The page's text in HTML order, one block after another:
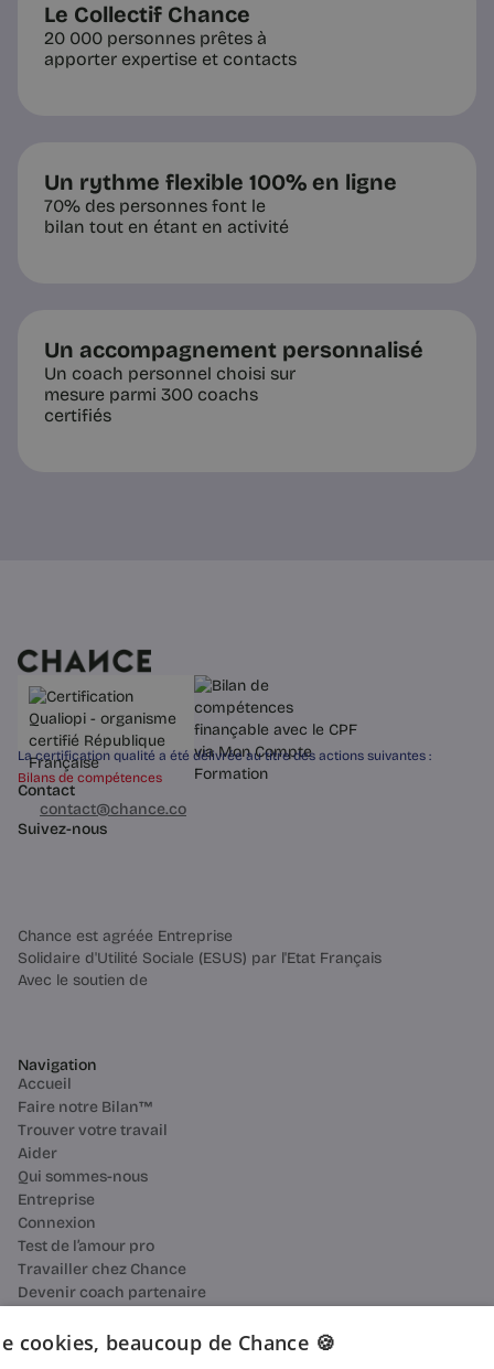
Le Collectif Chance
20 000 personnes prêtes à
apporter expertise et contacts
Un rythme flexible 100% en ligne
70% des personnes font le
bilan tout en étant en activité
Un accompagnement personnalisé
Un coach personnel choisi sur
mesure parmi 300 coachs
certifiés
La certification qualité a été délivrée au titre des actions suivantes :
Bilans de compétences
Contact
03 60 84 01 14
contact@chance.co
Suivez-nous
Chance est agréée Entreprise
Solidaire d'Utilité Sociale (ESUS) par l'Etat Français
Avec le soutien de
Navigation
Accueil
Faire notre Bilan™
Trouver votre travail
Aider
Qui sommes-nous
Entreprise
Connexion
Test de l’amour pro
Travailler chez Chance
Devenir coach partenaire
Ressources
Bilan de compétences
Reconversion professionnelle
cookies, beaucoup de Chance 🍪